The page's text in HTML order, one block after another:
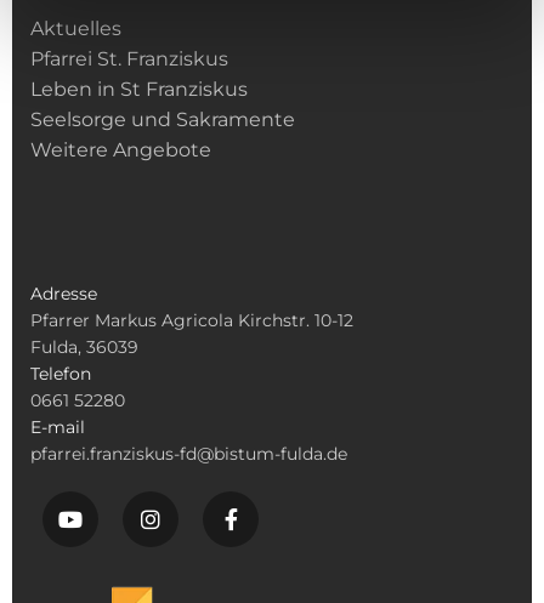
Aktuelles
Pfarrei St. Franziskus
Leben in St Franziskus
Seelsorge und Sakramente
Weitere Angebote
Adresse
Pfarrer Markus Agricola Kirchstr. 10-12
Fulda, 36039
Telefon
0661 52280
E-mail
pfarrei.franziskus-fd@bistum-fulda.de